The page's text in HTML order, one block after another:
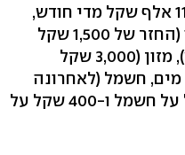
בינתיים בני הזוג מכניסים כ-11 אלף שקל מדי חודש,
ויחד עם הלוואה ישנה שלקחו (החזר של 1,500 שקל
בחודש), גן (2,000 שקל בחודש), מזון (3,000 שקל
מים, חשמל (לאחרונה
הם קיבלו חשבון של 900 שקל על חשמל ו-400 שקל על